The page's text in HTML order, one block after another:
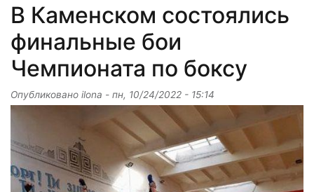
В Каменском состоялись
финальные бои
Чемпионата по боксу
Опубликовано ilona - пн, 10/24/2022 - 15:14